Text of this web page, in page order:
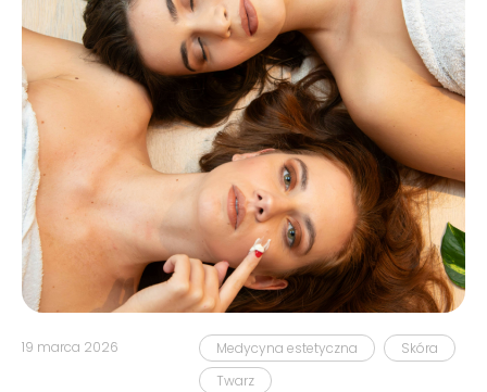
Medycyna estetyczna
Skóra
Twarz
19 marca 2026